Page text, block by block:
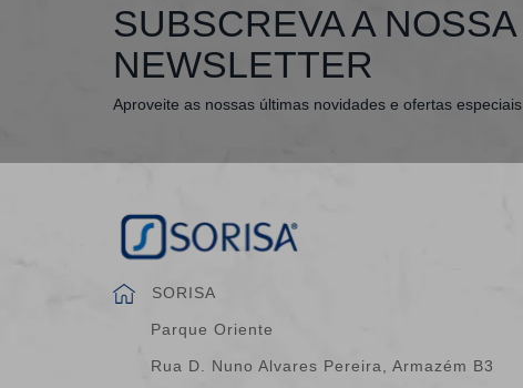
SUBSCREVA A NOSSA
NEWSLETTER
Aproveite as nossas últimas novidades e ofertas especiais
SORISA
Parque Oriente
Rua D. Nuno Alvares Pereira, Armazém B3